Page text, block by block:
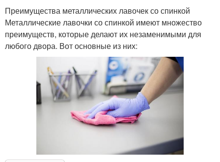
Преимущества металлических лавочек со спинкой
Металлические лавочки со спинкой имеют множество
преимуществ, которые делают их незаменимыми для
любого двора. Вот основные из них: